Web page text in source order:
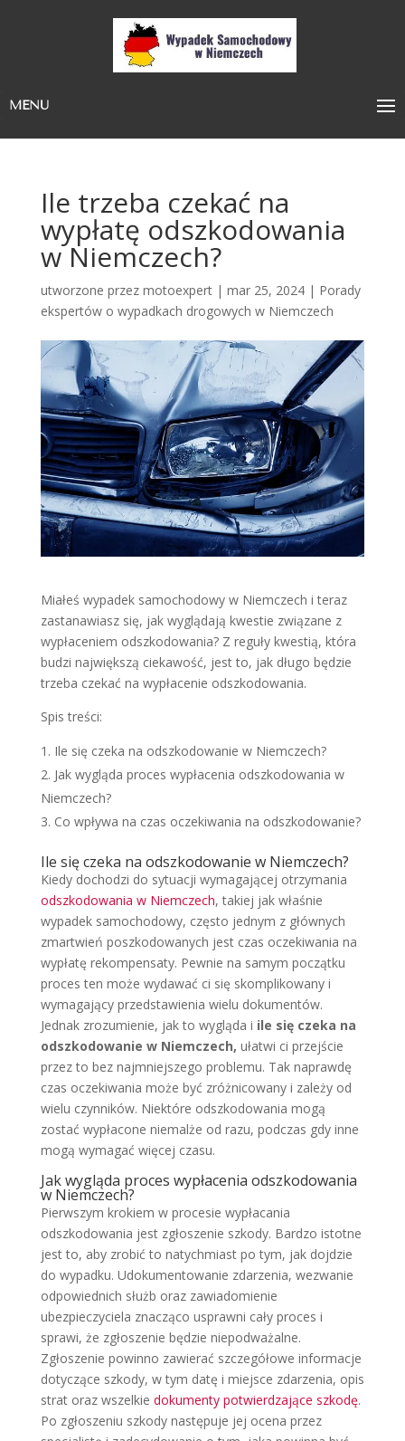
MENU
Ile trzeba czekać na
wypłatę odszkodowania
w Niemczech?
utworzone przez motoexpert| mar 25, 2024| Porady
ekspertów o wypadkach drogowych w Niemczech
Miałeś wypadek samochodowy w Niemczech i teraz
zastanawiasz się, jak wyglądają kwestie związane z
wypłaceniem odszkodowania? Z reguły kwestią, która
budzi największą ciekawość, jest to, jak długo będzie
trzeba czekać na wypłacenie odszkodowania.
Spis treści:
Ile się czeka na odszkodowanie w Niemczech?
Jak wygląda proces wypłacenia odszkodowania w
Niemczech?
Co wpływa na czas oczekiwania na odszkodowanie?
Ile się czeka na odszkodowanie w Niemczech?
Kiedy dochodzi do sytuacji wymagającej otrzymania
odszkodowania w Niemczech, takiej jak właśnie
wypadek samochodowy, często jednym z głównych
zmartwień poszkodowanych jest czas oczekiwania na
wypłatę rekompensaty. Pewnie na samym początku
proces ten może wydawać ci się skomplikowany i
wymagający przedstawienia wielu dokumentów.
Jednak zrozumienie, jak to wygląda i ile się czeka na
odszkodowanie w Niemczech, ułatwi ci przejście
przez to bez najmniejszego problemu. Tak naprawdę
czas oczekiwania może być zróżnicowany i zależy od
wielu czynników. Niektóre odszkodowania mogą
zostać wypłacone niemalże od razu, podczas gdy inne
mogą wymagać więcej czasu.
Jak wygląda proces wypłacenia odszkodowania
w Niemczech?
Pierwszym krokiem w procesie wypłacania
odszkodowania jest zgłoszenie szkody. Bardzo istotne
jest to, aby zrobić to natychmiast po tym, jak dojdzie
do wypadku. Udokumentowanie zdarzenia, wezwanie
odpowiednich służb oraz zawiadomienie
ubezpieczyciela znacząco usprawni cały proces i
sprawi, że zgłoszenie będzie niepodważalne.
Zgłoszenie powinno zawierać szczegółowe informacje
dotyczące szkody, w tym datę i miejsce zdarzenia, opis
strat oraz wszelkie dokumenty potwierdzające szkodę.
Po zgłoszeniu szkody następuje jej ocena przez